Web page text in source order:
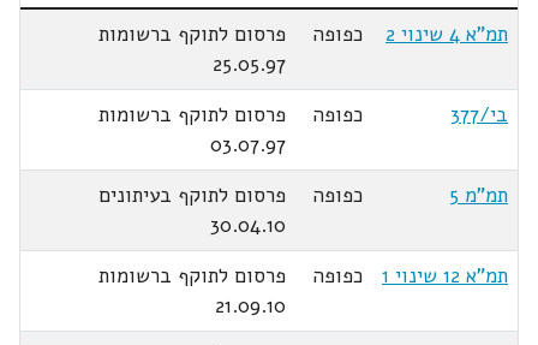
תמ"א 4 שינוי 2
כפופה
פרסום לתוקף ברשומות
25.05.97
בי/377
כפופה
פרסום לתוקף ברשומות
03.07.97
תמ"מ 5
כפופה
פרסום לתוקף בעיתונים
30.04.10
תמ"א 12 שינוי 1
כפופה
פרסום לתוקף ברשומות
21.09.10